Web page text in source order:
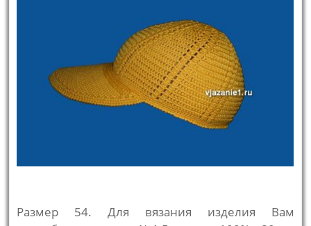
Размер 54. Для вязания изделия Вам